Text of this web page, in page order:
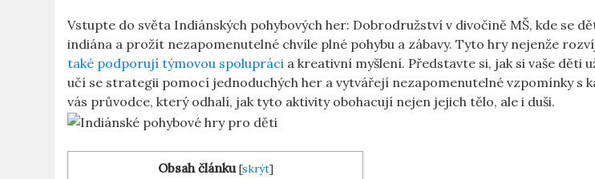
Vstupte do světa Indiánských pohybových her: Dobrodružství v divočině MŠ, kde se
indiána a prožít nezapomenutelné chvíle plné pohybu a zábavy. Tyto hry nejenže
také podporují týmovou spolupráci a kreativní myšlení. Představte si, jak si vaše děti
učí se strategii pomocí jednoduchých her a vytvářejí nezapomenutelné vzpomínky s
vás průvodce, který odhalí, jak tyto aktivity obohacují nejen jejich tělo, ale i duši.
Obsah článku [skrýt]